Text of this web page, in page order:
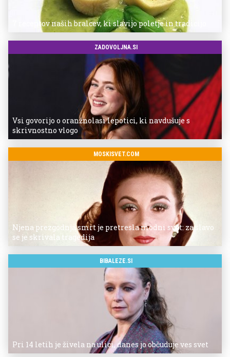
7 receptov naših bralcev, ki slavijo poletje in tradicijo
ZADOVOLJNA.SI
Vsi govorijo o oranžnolasi lepotici, ki navdušuje s
skrivnostno vlogo
MOSKISVET.COM
Njena prezgodnja smrt je pretresla modni svet: za slavo
se je skrivala tragedija
BIBALEZE.SI
Pri 14 letih je živela na ulici, danes jo občuduje ves svet